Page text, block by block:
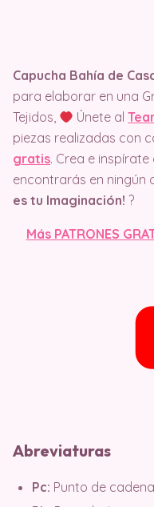
Capucha Bahía de
para elaborar en una
Tejidos,
Únete al
piezas realizadas con
gratis. Crea e
encontrarás en ningún
es tu Imaginación! ?
Más PATRONES
Abreviaturas
Pc: Punto de